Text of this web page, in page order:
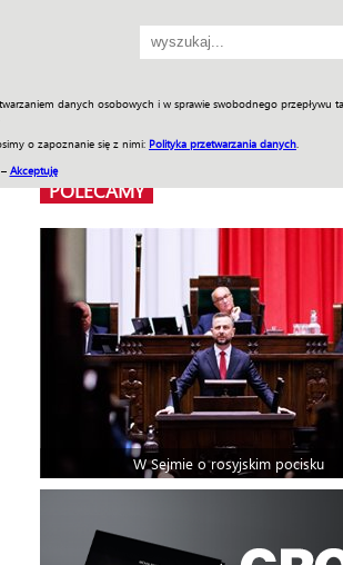
danych osobowych i w sprawie swobodnego przepływu
o zapoznanie się z nimi: Polityka przetwarzania danych
Akceptuję
SKLEP Jednodniówki Praca w WIW
POLECAMY
W Sejmie o rosyjskim pocisku